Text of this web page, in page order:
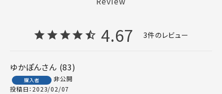
4.67 3
ゆかぽん 83
購入者
非公開
投稿日 2023/02/07